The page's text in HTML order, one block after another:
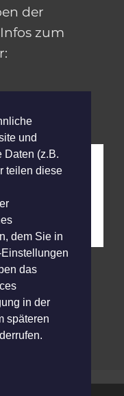
der
zum
2022
und
Daten (z.B.
teilen diese
dem Sie in
das
in der
späteren